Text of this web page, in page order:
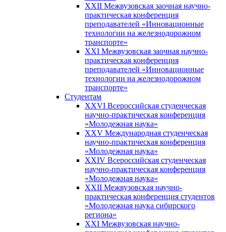
XXII Межвузовская заочная научно-
практическая конференция
преподавателей «Инновационные
технологии на железнодорожном
транспорте»
XXI Межвузовская заочная научно-
практическая конференция
преподавателей «Инновационные
технологии на железнодорожном
транспорте»
Студентам
XXVI Всероссийская студенческая
научно-практическая конференция
«Молодежная наука»
XXV Международная студенческая
научно-практическая конференция
«Молодежная наука»
XXIV Всероссийская студенческая
научно-практическая конференция
«Молодежная наука»
XXII Межвузовская научно-
практическая конференция студентов
«Молодежная наука сибирского
региона»
XXI Межвузовская научно-